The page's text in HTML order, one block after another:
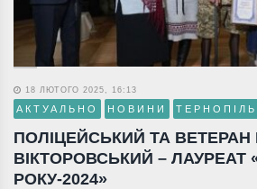
18 ЛЮТОГО 2025, 16:13
АКТУАЛЬНО НОВИНИ ТЕРНОПІЛЬ
ПОЛІЦЕЙСЬКИЙ ТА ВЕТЕРАН
ВІКТОРОВСЬКИЙ –
РОКУ-2024»